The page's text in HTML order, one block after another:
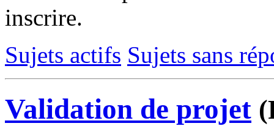
inscrire.
Sujets actifs Sujets sans
Validation de projet